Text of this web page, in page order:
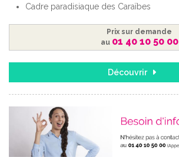
Cadre paradisiaque des Caraïbes
Prix sur demande
au 01 40 10 50 00
Découvrir